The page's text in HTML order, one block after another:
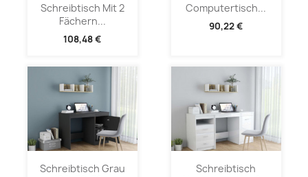
Schreibtisch Mit 2
Fächern...
108,48 €
Computertisch...
90,22 €
Schreibtisch Grau
Schreibtisch